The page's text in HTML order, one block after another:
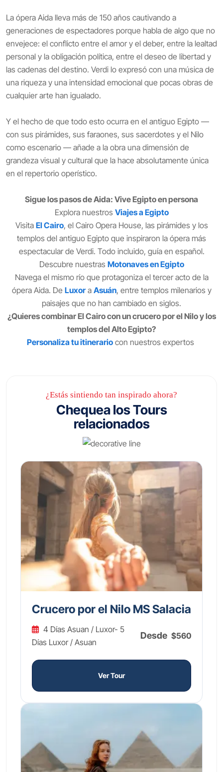
La ópera Aida lleva más de 150 años cautivando a
generaciones de espectadores porque habla de algo que no
envejece: el conflicto entre el amor y el deber, entre la lealtad
personal y la obligación política, entre el deseo de libertad y
las cadenas del destino. Verdi lo expresó con una música de
una riqueza y una intensidad emocional que pocas obras de
cualquier arte han igualado.
Y el hecho de que todo esto ocurra en el antiguo Egipto —
con sus pirámides, sus faraones, sus sacerdotes y el Nilo
como escenario — añade a la obra una dimensión de
grandeza visual y cultural que la hace absolutamente única
en el repertorio operístico.
Sigue los pasos de Aida: Vive Egipto en persona
Explora nuestros Viajes a Egipto
Visita El Cairo, el Cairo Opera House, las pirámides y los
templos del antiguo Egipto que inspiraron la ópera más
espectacular de Verdi. Todo incluido, guía en español.
Descubre nuestras Motonaves en Egipto
Navega el mismo río que protagoniza el tercer acto de la
ópera Aida. De Luxora Asuán, entre templos milenarios y
paisajes que no han cambiado en siglos.
¿Quieres combinar El Cairo con un crucero por el Nilo y los
templos del Alto Egipto?
Personaliza tu itinerario con nuestros expertos
¿Estás sintiendo tan inspirado ahora?
Chequea los Tours
relacionados
Crucero por el Nilo MS Salacia
4 Días Asuan / Luxor- 5
Días Luxor / Asuan
Desde $560
Ver Tour